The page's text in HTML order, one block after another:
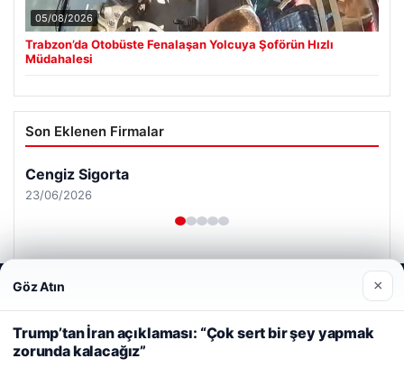
05/08/2026
Trabzon’da Otobüste Fenalaşan Yolcuya Şoförün Hızlı
Müdahalesi
Son Eklenen Firmalar
Cengiz Sigorta
23/06/2026
© 2026 Renkli Yazı – Güncel Haberler
Web sitemizi nasıl kullandığınızı daha iyi anlayabilmek,
deneyiminizi kişiselleştirmek ve geliştirmek amacıyla çerezler
kullanıyoruz.
Çerez Politikamız
Reddet Kabul Et
Göz Atın ×
Trump’tan İran açıklaması: “Çok sert bir şey yapmak
zorunda kalacağız”